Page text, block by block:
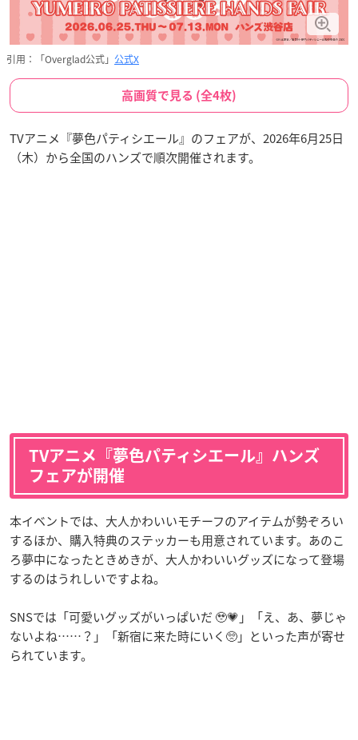
引用：「Overglad公式」 公式X
高画質で見る (全4枚)
TVアニメ『夢色パティシエール』のフェアが、2026年6月25日
（木）から全国のハンズで順次開催されます。
TVアニメ『夢色パティシエール』ハンズ
フェアが開催
本イベントでは、大人かわいいモチーフのアイテムが勢ぞろい
するほか、購入特典のステッカーも用意されています。あのこ
ろ夢中になったときめきが、大人かわいいグッズになって登場
するのはうれしいですよね。
SNSでは「可愛いグッズがいっぱいだ 🥹💗」「え、あ、夢じゃ
ないよね……？」「新宿に来た時にいく🥺」といった声が寄せ
られています。